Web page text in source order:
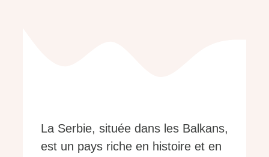
La Serbie, située dans les Balkans,
est un pays riche en histoire et en